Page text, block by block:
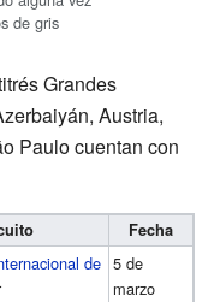
de gris
Grandes
Austria,
Paulo cuentan con
Fecha
de 5 de
marzo